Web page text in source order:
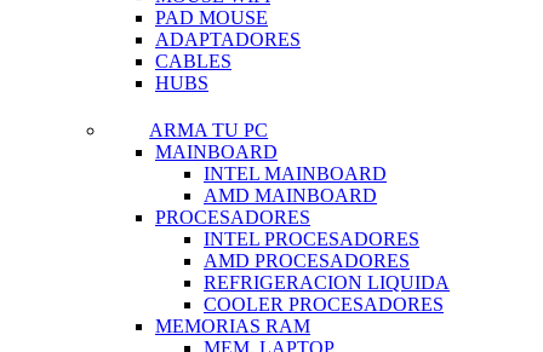
PAD MOUSE
ADAPTADORES
CABLES
HUBS
ARMA TU PC
MAINBOARD
INTEL MAINBOARD
AMD MAINBOARD
PROCESADORES
INTEL PROCESADORES
AMD PROCESADORES
REFRIGERACION LIQUIDA
COOLER PROCESADORES
MEMORIAS RAM
MEM. LAPTOP